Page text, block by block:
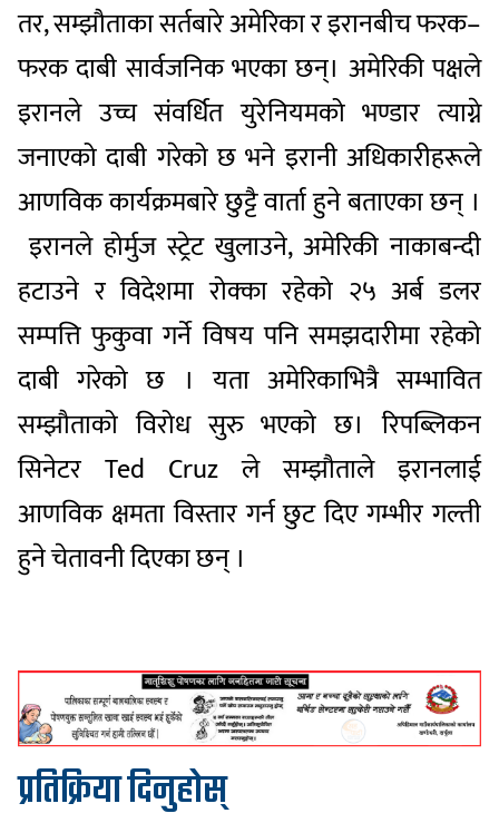
तर, सम्झौताका सर्तबारे अमेरिका र इरानबीच फरक–
फरक दाबी सार्वजनिक भएका छन्। अमेरिकी पक्षले
इरानले उच्च संवर्धित युरेनियमको भण्डार त्याग्ने
जनाएको दाबी गरेको छ भने इरानी अधिकारीहरूले
आणविक कार्यक्रमबारे छुट्टै वार्ता हुने बताएका छन् ।
इरानले होर्मुज स्ट्रेट खुलाउने, अमेरिकी नाकाबन्दी
हटाउने र विदेशमा रोक्का रहेको २५ अर्ब डलर
सम्पत्ति फुकुवा गर्ने विषय पनि समझदारीमा रहेको
दाबी गरेको छ । यता अमेरिकाभित्रै सम्भावित
सम्झौताको विरोध सुरु भएको छ। रिपब्लिकन
सिनेटर Ted Cruz ले सम्झौताले इरानलाई
आणविक क्षमता विस्तार गर्न छुट दिए गम्भीर गल्ती
हुने चेतावनी दिएका छन् ।
प्रतिक्रिया दिनुहोस्